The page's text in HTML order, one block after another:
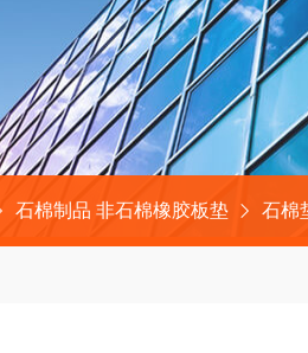
石棉制品 非石棉橡胶板垫 石棉